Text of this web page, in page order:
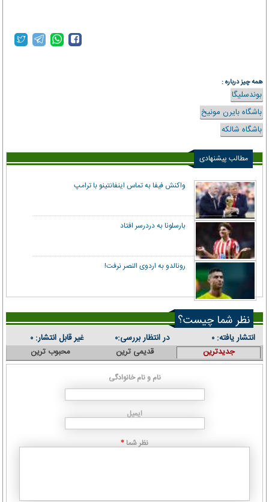
همه چیز درباره :
بوندسلیگا
باشگاه بایرن مونیخ
باشگاه شالکه
مطالب پیشنهادی
واکنش فیفا به تماس اینفانتینو با ترامپ
بارسلونا به دردرسر افتاد
رونالدو به اردوی النصر نرفت!
نظر شما چیست؟
انتشار یافته: ۰ در انتظار بررسی:۰ غیر قابل انتشار: ۰
جدیدترین قدیمی ترین محبوب ترین
نام و نام خانوادگی
ایمیل
نظر شما *